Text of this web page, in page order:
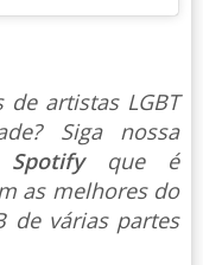
artistas LGBT
Siga nossa
que é
as melhores do
de várias partes